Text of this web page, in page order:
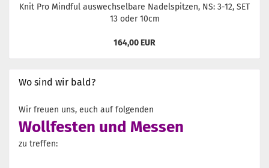
Knit Pro Mindful auswechselbare Nadelspitzen, NS: 3-12, SET
13 oder 10cm
164,00 EUR
Wo sind wir bald?
Wir freuen uns, euch auf folgenden
Wollfesten und Messen
zu treffen: